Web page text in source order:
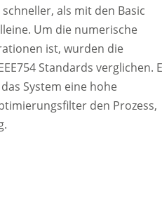
als mit den Basic
Um die numerische
ist, wurden die
Standards verglichen.
System eine hohe
den Prozess,